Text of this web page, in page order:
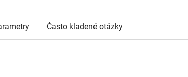
Často kladené otázky